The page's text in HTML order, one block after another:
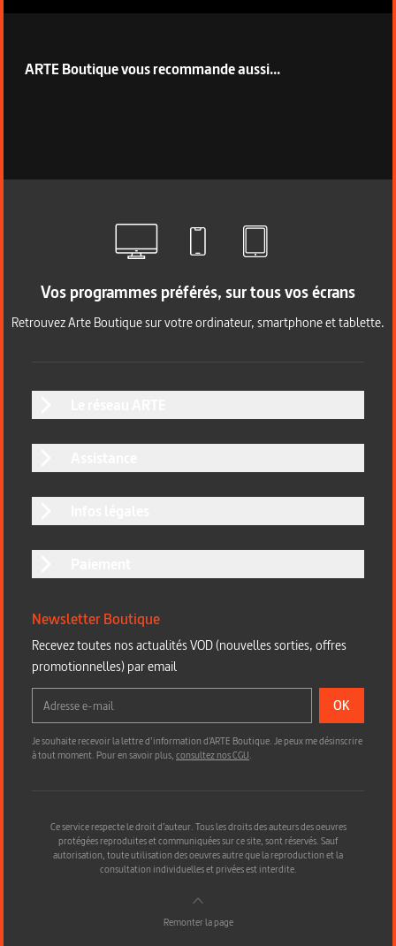
ARTE Boutique vous recommande aussi...
Vos programmes préférés, sur tous vos écrans
Retrouvez Arte Boutique sur votre ordinateur, smartphone et tablette.
Newsletter Boutique
Recevez toutes nos actualités VOD (nouvelles sorties, offres
promotionnelles) par email
OK
Je souhaite recevoir la lettre d’information d'ARTE Boutique. Je peux me désinscrire
à tout moment. Pour en savoir plus,consultez nos CGU.
Ce service respecte le droit d’auteur. Tous les droits des auteurs des oeuvres
protégées reproduites et communiquées sur ce site, sont réservés. Sauf
autorisation, toute utilisation des oeuvres autre que la reproduction et la
consultation individuelles et privées est interdite.
Remonter la page